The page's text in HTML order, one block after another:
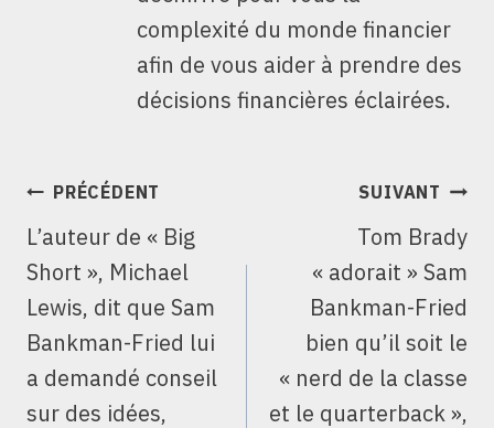
complexité du monde financier
afin de vous aider à prendre des
décisions financières éclairées.
NAVIGATION
L’ARTICLE
PRÉCÉDENT
L’auteur de « Big
Short », Michael
Lewis, dit que Sam
Bankman-Fried lui
a demandé conseil
sur des idées,
SUIVANT
Tom Brady
« adorait » Sam
Bankman-Fried
bien qu’il soit le
« nerd de la classe
et le quarterback »,